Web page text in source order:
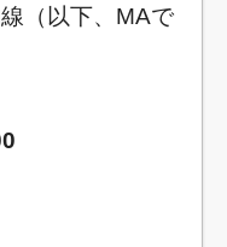
（以下、MAで